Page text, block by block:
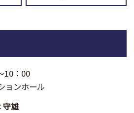
10：00
ンホール
守雄